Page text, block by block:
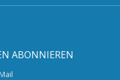
ABONNIEREN